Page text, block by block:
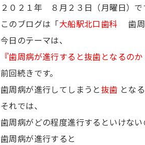
２０２１年 ８月２３日（月曜日）で
このブログは「大船駅北口歯科
歯周
今日のテーマは、
『歯周病が進行すると抜歯となるのか
前回続きです。
歯周病が進行してしまうと抜歯 とな
それでは、
歯周病がどの程度進行するといけない
歯周病が進行すると